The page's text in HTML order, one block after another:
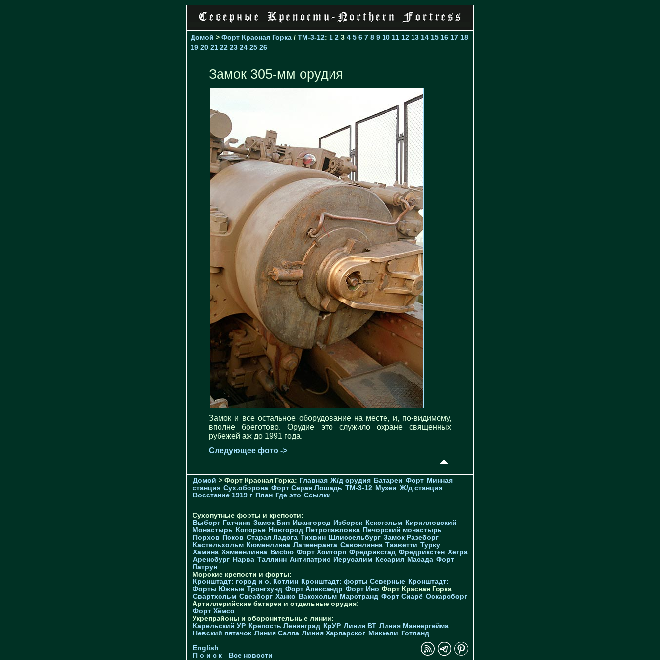
Домой > Форт Красная Горка / TM-3-12: 1 2 3 4 5 6 7 8 9 10 11 12 13 14 15 16 17 18
19 20 21 22 23 24 25 26
Замок 305-мм орудия
Замок и все остальное оборудование на месте, и, по-видимому,
вполне боеготово. Орудие это служило охране священных
рубежей аж до 1991 года.
Следующее фото ->
Домой > Форт Красная Горка: Главная Ж/д орудия Батареи Форт Минная
станция Cух.оборона Форт Серая Лошадь TM-3-12 Музеи Ж/д станция
Восстание 1919 г План Где это Ссылки
Сухопутные форты и крепости:
Выборг Гатчина Замок Бип Ивангород Изборск Кексгольм Кирилловский
Монастырь
Копорье Новгород Петропавловка Печорcкий монастырь
Порхов
Псков Старая Ладога Тихвин Шлиссельбург Замок Разеборг
Кастельхольм Кюменлинна Лапеенранта Савонлинна Тааветти Турку
Хамина Хямеенлинна Висбю Форт Хойторп Фредрикстад Фредрикстен Хегра
Аренсбург Нарва Таллинн Антипатрис Иерусалим Кесария Масада Форт
Латрун
Морские крепости и форты:
Кронштадт: город и о. Котлин Кронштадт: форты Северные Кронштадт:
Форты Южные Тронгзунд Форт Александр Форт Ино Форт Красная Горка
Свартхольм Свеаборг Ханко Ваксхольм Марстранд Форт Сиарё Оскарсборг
Артиллерийские батареи и отдельные орудия:
Форт Хёмсо
Укрепрайоны и оборонительные линии:
Карельский УР Крепость Ленинград КрУР Линия ВТ Линия Маннергейма
Невский пятачок Линия Салпа Линия Харпарског Миккели
Готланд
English
П о и с к
Все новости